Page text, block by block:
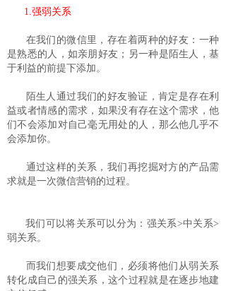
1.强弱关系
在我们的微信里，存在着两种的好友：一种
是熟悉的人，如亲朋好友；另一种是陌生人，基
于利益的前提下添加。
陌生人通过我们的好友验证，肯定是存在利
益或者情感的需求，如果没有存在这个需求，他
们不会添加对自己毫无用处的人，那么他几乎不
会添加你。
通过这样的关系，我们再挖掘对方的产品需
求就是一次微信营销的过程。
我们可以将关系可以分为：强关系>中关系>
弱关系。
而我们想要成交他们，必须将他们从弱关系
转化成自己的强关系，这个过程就是在逐步地建